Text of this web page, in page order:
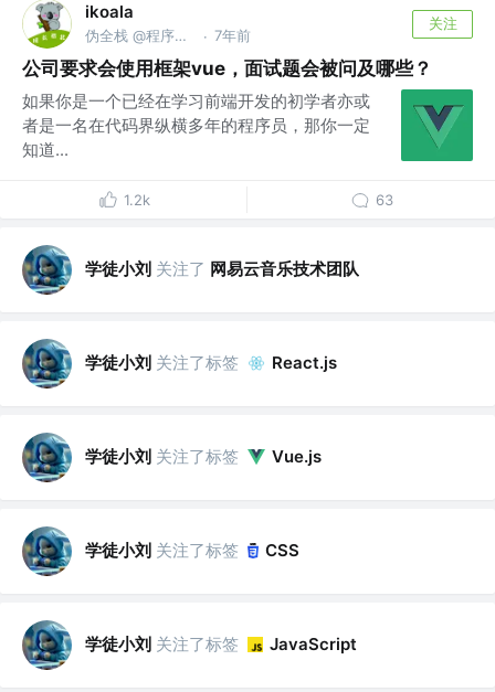
ikoala
伪全栈 @程序员成长指北 · 7年前
关注
公司要求会使用框架vue，面试题会被问及哪些？
如果你是一个已经在学习前端开发的初学者亦或
者是一名在代码界纵横多年的程序员，那你一定
知道...
1.2k 63
学徒小刘 关注了 网易云音乐技术团队
学徒小刘 关注了标签 React.js
学徒小刘 关注了标签 Vue.js
学徒小刘 关注了标签 CSS
学徒小刘 关注了标签 JavaScript